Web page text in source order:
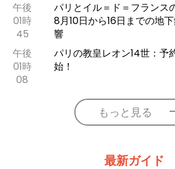
午後
01時
45
パリとイル＝ド＝フランス
8月10日から16日までの地
響
午後
01時
08
パリの教皇レオン14世：予
始！
もっと見る
最新ガイド